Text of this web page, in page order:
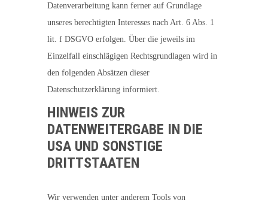
Datenverarbeitung kann ferner auf Grundlage
unseres berechtigten Interesses nach Art. 6 Abs. 1
lit. f DSGVO erfolgen. Über die jeweils im
Einzelfall einschlägigen Rechtsgrundlagen wird in
den folgenden Absätzen dieser
Datenschutzerklärung informiert.
HINWEIS ZUR
DATENWEITERGABE IN DIE
USA UND SONSTIGE
DRITTSTAATEN
Wir verwenden unter anderem Tools von